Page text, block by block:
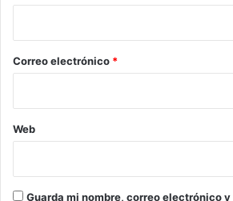
*
Correo electrónico *
Web
Guarda mi nombre, correo electrónico y